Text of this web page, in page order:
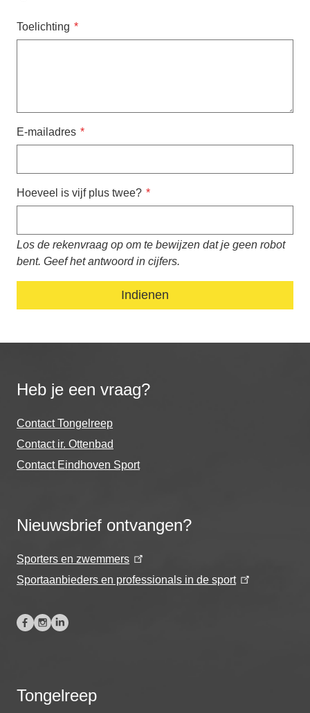
Toelichting
E-mailadres
Hoeveel is vijf plus twee?
Los de rekenvraag op om te bewijzen dat je geen robot
bent. Geef het antwoord in cijfers.
Heb je een vraag?
Contact Tongelreep
Contact ir. Ottenbad
Contact Eindhoven Sport
Nieuwsbrief ontvangen?
Sporters en zwemmers
Sportaanbieders en professionals in de sport
Tongelreep